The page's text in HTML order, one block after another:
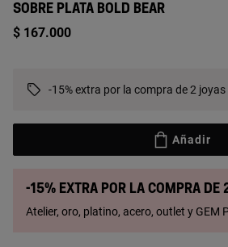
SOBRE PLATA BOLD BEAR
$ 167.000
-15% extra por la compra de 2 joyas
Añadir
-15% extra por la compra de
Atelier, oro, platino, acero, outlet y GEM